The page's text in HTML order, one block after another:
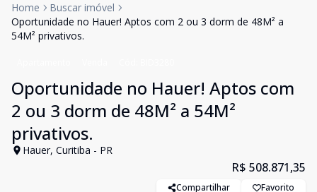
Home
Buscar imóvel
Oportunidade no Hauer! Aptos com 2 ou 3 dorm de 48M² a
54M² privativos.
Oportunidade no Hauer! Aptos com
2 ou 3 dorm de 48M² a 54M²
privativos.
Hauer, Curitiba - PR
R$ 508.871,35
Compartilhar Favorito